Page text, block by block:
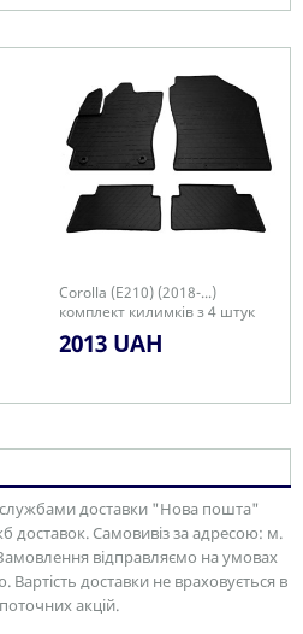
Corolla (E210) (2018-...)
комплект килимків з 4 штук
2013 UAH
доставки "Нова пошта"
доставок. Самовивіз за адресою: м.
відправляємо на умовах
доставки не враховується в
акцій.